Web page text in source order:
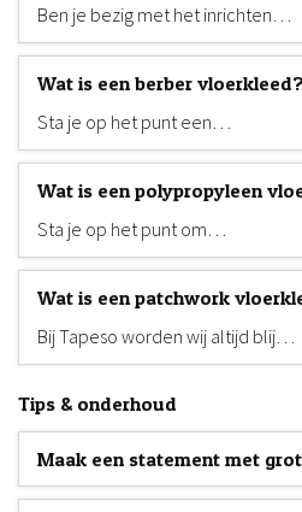
Ben je bezig met het inrichten…
Wat is een berber vloerkleed?
Sta je op het punt een…
Wat is een polypropyleen
Sta je op het punt om…
Wat is een patchwork
Bij Tapeso worden wij altijd blij…
Tips & onderhoud
Maak een statement met